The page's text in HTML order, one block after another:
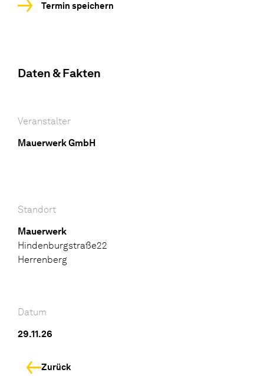
Termin speichern
Daten & Fakten
Veranstalter
Mauerwerk GmbH
Standort
Mauerwerk
Hindenburgstraße22
Herrenberg
Datum
29.11.26
Zurück